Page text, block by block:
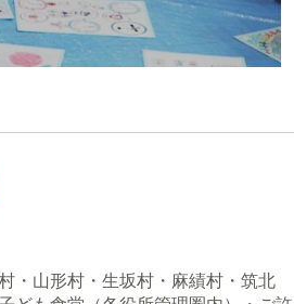
・山形村・生坂村・麻績村・筑北